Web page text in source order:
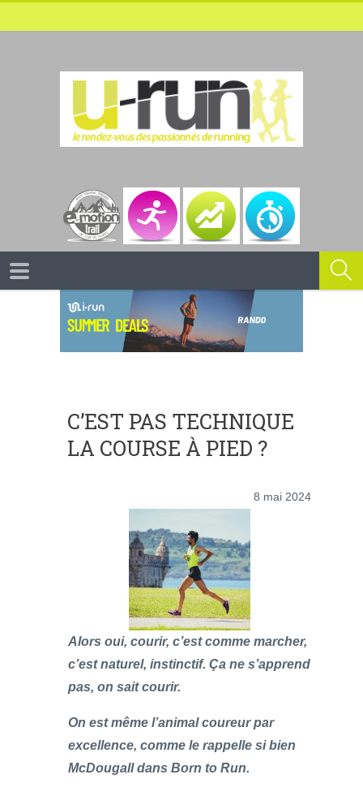
C’EST PAS TECHNIQUE
LA COURSE À PIED ?
8 mai 2024
Alors oui, courir, c’est comme marcher,
c’est naturel, instinctif. Ça ne s’apprend
pas, on sait courir.
On est même l’animal coureur par
excellence, comme le rappelle si bien
McDougall dans Born to Run.